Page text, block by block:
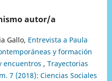
autor/a
Gallo, Entrevista a Paula
y formación
encuentros , Trayectorias
7 (2018): Ciencias Sociales